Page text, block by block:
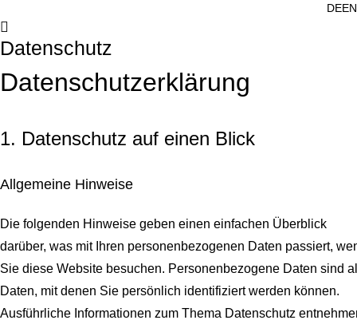
DEEN
Datenschutz
Datenschutz­erklärung
1. Datenschutz auf einen Blick
Allgemeine Hinweise
Die folgenden Hinweise geben einen einfachen Überblick
darüber, was mit Ihren personenbezogenen Daten passiert,
Sie diese Website besuchen. Personenbezogene Daten sind
Daten, mit denen Sie persönlich identifiziert werden können.
Ausführliche Informationen zum Thema Datenschutz